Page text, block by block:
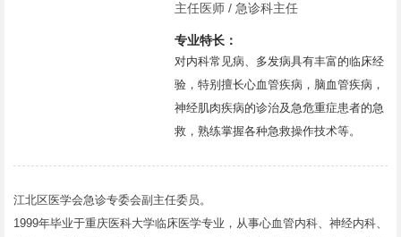
主任医师 / 急诊科主任
专业特长：
对内科常见病、多发病具有丰富的临床经
验，特别擅长心血管疾病，脑血管疾病，
神经肌肉疾病的诊治及急危重症患者的急
救，熟练掌握各种急救操作技术等。
江北区医学会急诊专委会副主任委员。
1999年毕业于重庆医科大学临床医学专业，从事心血管内科、神经内科、